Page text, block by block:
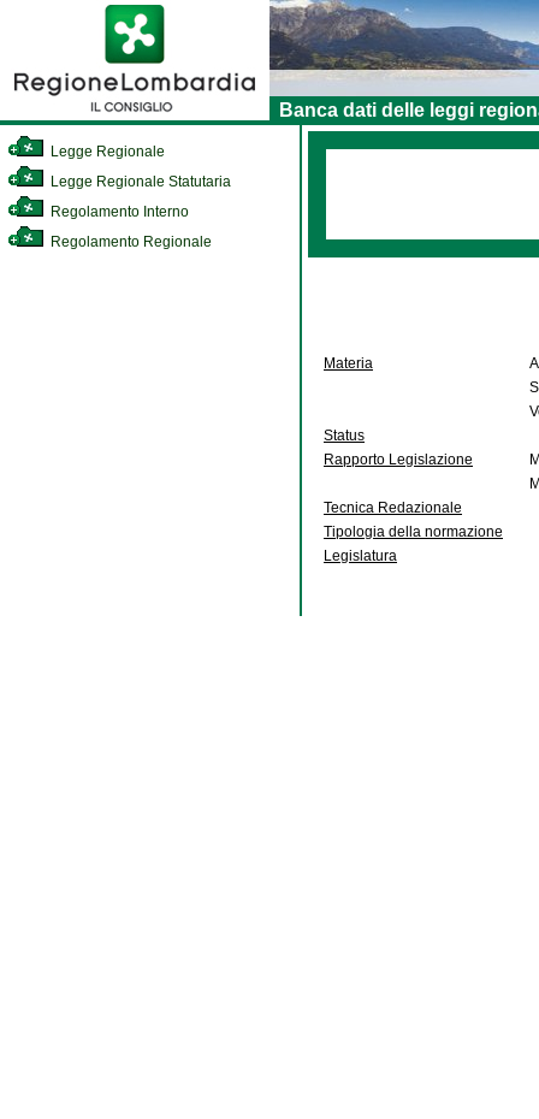
Banca dati delle leggi
Legge Regionale
Legge Regionale Statutaria
Regolamento Interno
Regolamento Regionale
Materia
Status
Rapporto Legislazione
Tecnica Redazionale
Tipologia della normazione
Legislatura